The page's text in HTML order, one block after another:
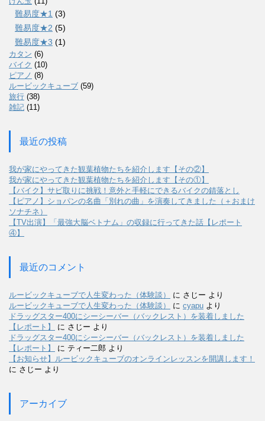
難易度★1 (3)
難易度★2 (5)
難易度★3 (1)
カタン (6)
バイク (10)
ピアノ (8)
ルービックキューブ (59)
旅行 (38)
雑記 (11)
最近の投稿
我が家にやってきた観葉植物たちを紹介します【その②】
我が家にやってきた観葉植物たちを紹介します【その①】
【バイク】サビ取りに挑戦！意外と手軽にできるバイクの錆落とし
【ピアノ】ショパンの名曲「別れの曲」を演奏してきました（＋おまけ
ソナチネ）
【TV出演】「最強大脳ベトナム」の収録に行ってきた話【レポート
④】
最近のコメント
ルービックキューブで人生変わった（体験談） に さじー より
ルービックキューブで人生変わった（体験談）
に cyapu より
ドラッグスター400にシーシーバー（バックレスト）を装着しました
【レポート】
に さじー より
ドラッグスター400にシーシーバー（バックレスト）を装着しました
【レポート】
に ティー二郎 より
【お知らせ】ルービックキューブのオンラインレッスンを開講します！
に さじー より
アーカイブ